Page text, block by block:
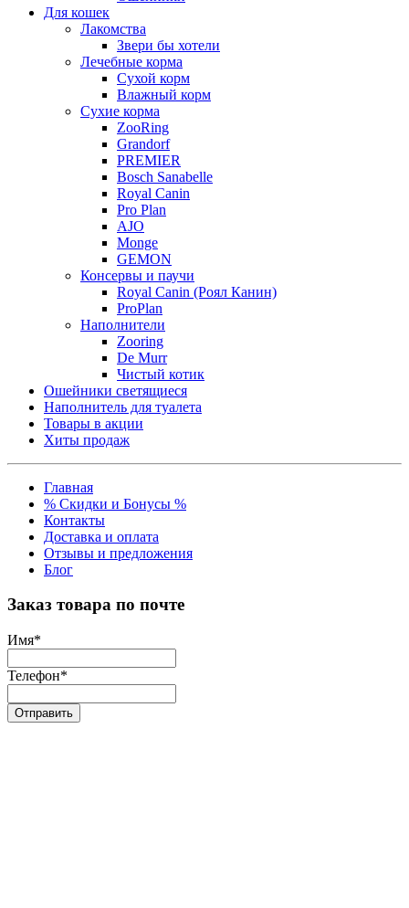
Для кошек
Лакомства
Звери бы хотели
Лечебные корма
Сухой корм
Влажный корм
Сухие корма
ZooRing
Grandorf
PREMIER
Bosch Sanabelle
Royal Canin
Pro Plan
AJO
Monge
GEMON
Консервы и паучи
Royal Canin (Роял Канин)
ProPlan
Наполнители
Zooring
De Murr
Чистый котик
Ошейники светящиеся
Наполнитель для туалета
Товары в акции
Хиты продаж
Главная
% Скидки и Бонусы %
Контакты
Доставка и оплата
Отзывы и предложения
Блог
Заказ товара по почте
Имя*
Телефон*
Отправить